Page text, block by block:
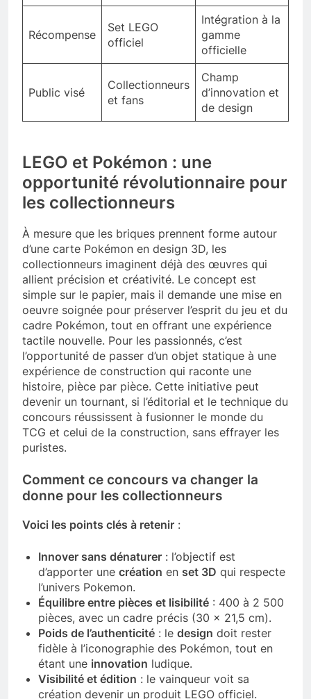
Récompense
Set LEGO
officiel
Intégration à la
gamme
officielle
Public visé
Collectionneurs
et fans
Champ
d’innovation et
de design
LEGO et Pokémon : une
opportunité révolutionnaire pour
les collectionneurs
À mesure que les briques prennent forme autour
d’une carte Pokémon en design 3D, les
collectionneurs imaginent déjà des œuvres qui
allient précision et créativité. Le concept est
simple sur le papier, mais il demande une mise en
oeuvre soignée pour préserver l’esprit du jeu et du
cadre Pokémon, tout en offrant une expérience
tactile nouvelle. Pour les passionnés, c’est
l’opportunité de passer d’un objet statique à une
expérience de construction qui raconte une
histoire, pièce par pièce. Cette initiative peut
devenir un tournant, si l’éditorial et le technique du
concours réussissent à fusionner le monde du
TCG et celui de la construction, sans effrayer les
puristes.
Comment ce concours va changer la
donne pour les collectionneurs
Voici les points clés à retenir :
Innover sans dénaturer : l’objectif est
d’apporter une création en set 3D qui respecte
l’univers Pokemon.
Équilibre entre pièces et lisibilité : 400 à 2 500
pièces, avec un cadre précis (30 x 21,5 cm).
Poids de l’authenticité : le design doit rester
fidèle à l’iconographie des Pokémon, tout en
étant une innovation ludique.
Visibilité et édition : le vainqueur voit sa
création devenir un produit LEGO officiel.